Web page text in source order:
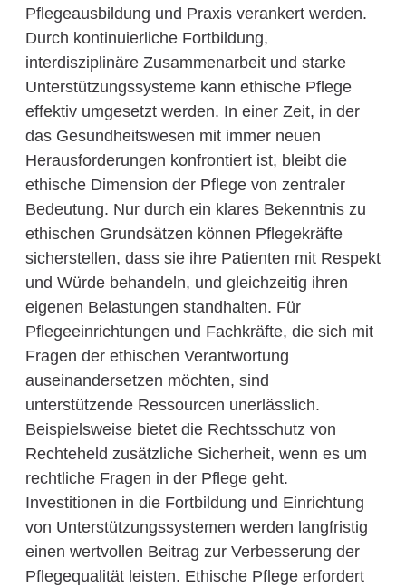
Pflegeausbildung und Praxis verankert werden.
Durch kontinuierliche Fortbildung,
interdisziplinäre Zusammenarbeit und starke
Unterstützungssysteme kann ethische Pflege
effektiv umgesetzt werden. In einer Zeit, in der
das Gesundheitswesen mit immer neuen
Herausforderungen konfrontiert ist, bleibt die
ethische Dimension der Pflege von zentraler
Bedeutung. Nur durch ein klares Bekenntnis zu
ethischen Grundsätzen können Pflegekräfte
sicherstellen, dass sie ihre Patienten mit Respekt
und Würde behandeln, und gleichzeitig ihren
eigenen Belastungen standhalten. Für
Pflegeeinrichtungen und Fachkräfte, die sich mit
Fragen der ethischen Verantwortung
auseinandersetzen möchten, sind
unterstützende Ressourcen unerlässlich.
Beispielsweise bietet die Rechtsschutz von
Rechteheld zusätzliche Sicherheit, wenn es um
rechtliche Fragen in der Pflege geht.
Investitionen in die Fortbildung und Einrichtung
von Unterstützungssystemen werden langfristig
einen wertvollen Beitrag zur Verbesserung der
Pflegequalität leisten. Ethische Pflege erfordert